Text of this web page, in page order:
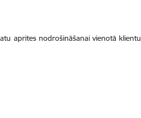
aprites nodrošināšanai vienotā klientu